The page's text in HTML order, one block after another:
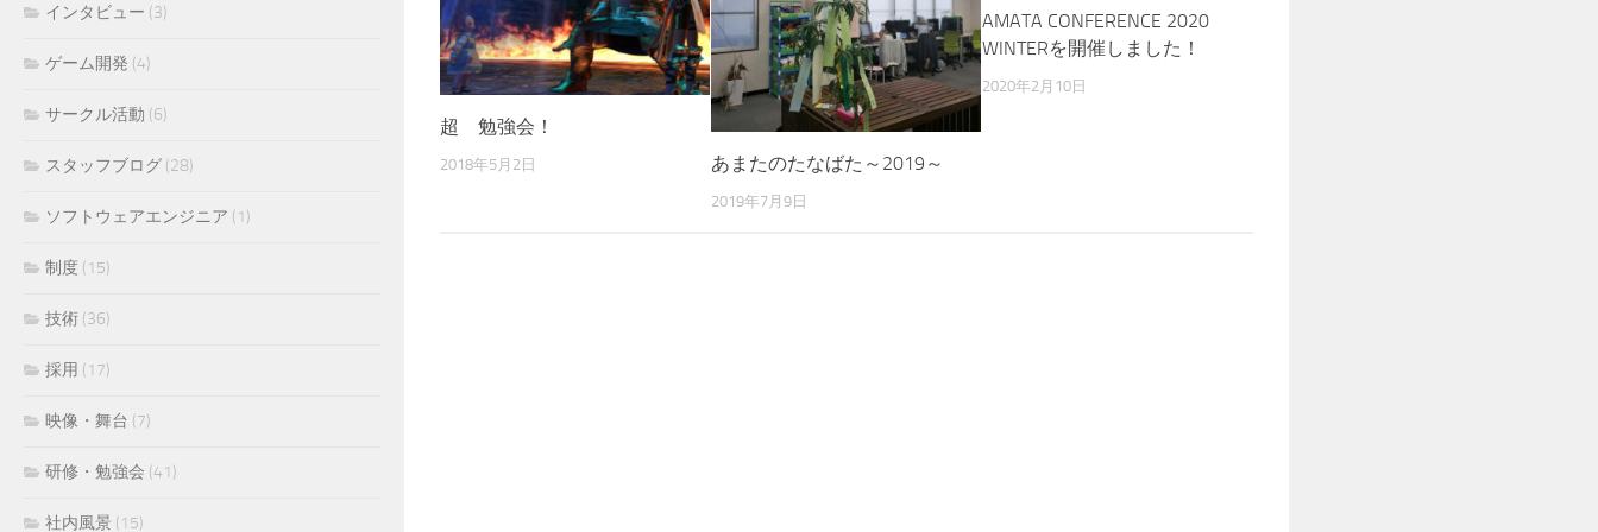
超 勉強会！
2018年5月2日 あまたのたなばた～2019～
2019年7月9日
AMATA CONFERENCE 2020
WINTERを開催しました！
2020年2月10日
インタビュー (3)
ゲーム開発 (4)
サークル活動 (6)
スタッフブログ (28)
ソフトウェアエンジニア (1)
制度 (15)
技術 (36)
採用 (17)
映像・舞台 (7)
研修・勉強会 (41)
社内風景 (15)